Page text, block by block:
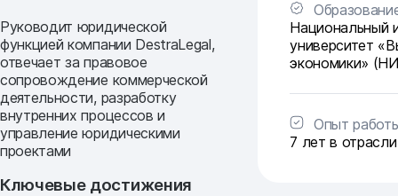
Руководит юридической
функцией компании DestraLegal,
отвечает за правовое
сопровождение коммерческой
деятельности, разработку
внутренних процессов и
управление юридическими
проектами
Ключевые достижения
Национальный
университет
экономики»
Опыт
7 лет в отрасли